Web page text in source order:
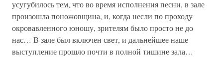
усугубилось тем, что во время исполнения песни, в зале
произошла поножовщина, и, когда несли по проходу
окровавленного юношу, зрителям было просто не до
нас… В зале был включен свет, и дальнейшее наше
выступление прошло почти в полной тишине зала…